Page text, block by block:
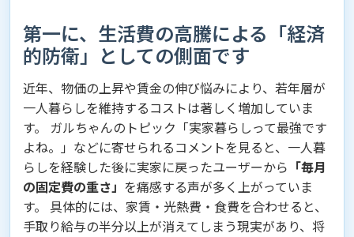
第一に、生活費の高騰による「経済
的防衛」としての側面です
近年、物価の上昇や賃金の伸び悩みにより、若年層が
一人暮らしを維持するコストは著しく増加していま
す。 ガルちゃんのトピック「実家暮らしって最強です
よね。」などに寄せられるコメントを見ると、一人暮
らしを経験した後に実家に戻ったユーザーから 「毎月
の固定費の重さ」 を痛感する声が多く上がっていま
す。 具体的には、家賃・光熱費・食費を合わせると、
手取り給与の半分以上が消えてしまう現実があり、将